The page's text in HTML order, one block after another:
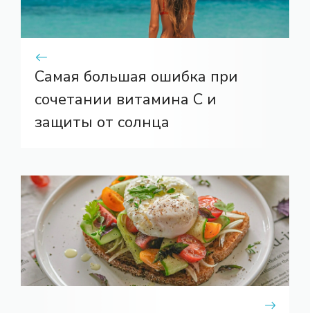
Самая большая ошибка при
сочетании витамина С и
защиты от солнца